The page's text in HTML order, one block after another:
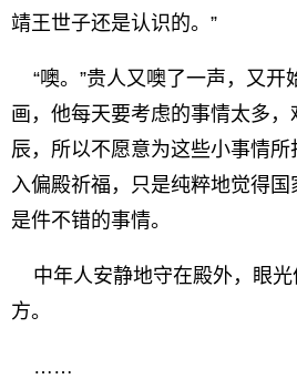
靖王世子还是认识的。”
“噢。”贵人又噢了一声，又开
画，他每天要考虑的事情太多
辰，所以不愿意为这些小事情
入偏殿祈福，只是纯粹地觉得国
是件不错的事情。
中年人安静地守在殿外，眼光
方。
……